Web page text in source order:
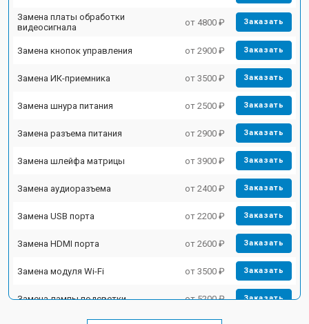
Замена платы обработки
видеосигнала
от 4800 ₽ Заказать
Замена кнопок управления от 2900 ₽ Заказать
Замена ИК-приемника от 3500 ₽ Заказать
Замена шнура питания от 2500 ₽ Заказать
Замена разъема питания от 2900 ₽ Заказать
Замена шлейфа матрицы от 3900 ₽ Заказать
Замена аудиоразъема от 2400 ₽ Заказать
Замена USB порта от 2200 ₽ Заказать
Замена HDMI порта от 2600 ₽ Заказать
Замена модуля Wi-Fi от 3500 ₽ Заказать
Замена лампы подсветки от 5200 ₽ Заказать